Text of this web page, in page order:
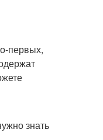
первых,
знать